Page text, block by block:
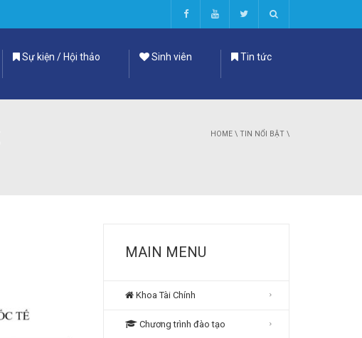
Sự kiện / Hội thảo Sinh viên Tin tức
HOME \ TIN NỔI BẬT \
MAIN MENU
Khoa Tài Chính
Chương trình đào tạo